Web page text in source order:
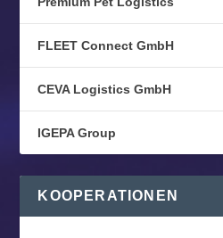
FLEET Connect GmbH
CEVA Logistics GmbH
IGEPA Group
KOOPERATIONEN